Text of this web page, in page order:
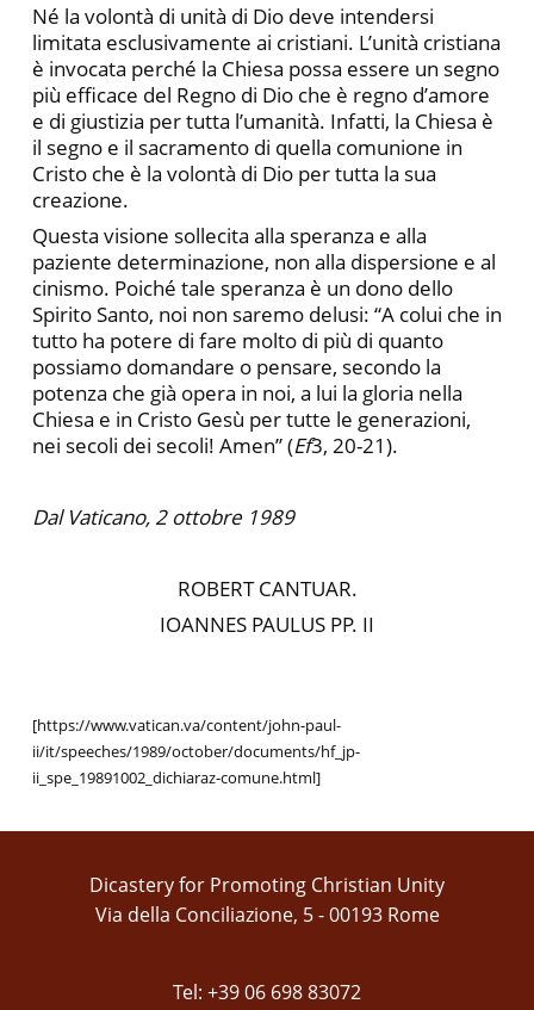
Né la volontà di unità di Dio deve intendersi
limitata esclusivamente ai cristiani. L’unità cristiana
è invocata perché la Chiesa possa essere un segno
più efficace del Regno di Dio che è regno d’amore
e di giustizia per tutta l’umanità. Infatti, la Chiesa è
il segno e il sacramento di quella comunione in
Cristo che è la volontà di Dio per tutta la sua
creazione.
Questa visione sollecita alla speranza e alla
paziente determinazione, non alla dispersione e al
cinismo. Poiché tale speranza è un dono dello
Spirito Santo, noi non saremo delusi: “A colui che in
tutto ha potere di fare molto di più di quanto
possiamo domandare o pensare, secondo la
potenza che già opera in noi, a lui la gloria nella
Chiesa e in Cristo Gesù per tutte le generazioni,
nei secoli dei secoli! Amen” (Ef3, 20-21).
Dal Vaticano, 2 ottobre 1989
ROBERT CANTUAR.
IOANNES PAULUS PP. II
[https://www.vatican.va/content/john-paul-
ii/it/speeches/1989/october/documents/hf_jp-
ii_spe_19891002_dichiaraz-comune.html]
Dicastery for Promoting Christian Unity
Via della Conciliazione, 5 - 00193 Rome
Tel: +39 06 698 83072